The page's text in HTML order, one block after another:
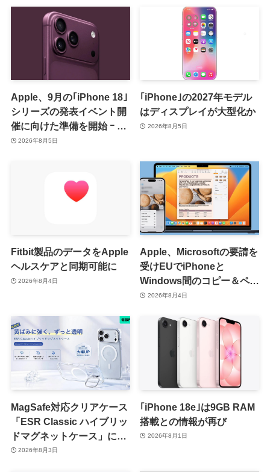
Apple、9月の｢iPhone 18｣
シリーズの発表イベント開
催に向けた準備を開始 ｰ 9
月8日か9月9日に開催見込
2026年8月5日
｢iPhone｣の2027年モデル
はディスプレイが大型化か
2026年8月5日
Fitbit製品のデータをApple
ヘルスケアと同期可能に
2026年8月4日
Apple、Microsoftの要請を
受けEUでiPhoneと
Windows間のコピー＆ペー
スト機能を提供へ
2026年8月4日
MagSafe対応クリアケース
「ESR Classic ハイブリッ
ドマグネットケース」に黄
ばみへの耐久性を向上させ
2026年8月3日
｢iPhone 18e｣は9GB RAM
搭載との情報が再び
2026年8月1日